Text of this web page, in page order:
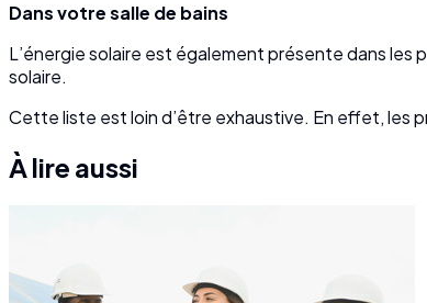
Dans votre salle de bains
L’énergie solaire est également présente dans
solaire.
Cette liste est loin d’être exhaustive. En effet, les
À lire aussi